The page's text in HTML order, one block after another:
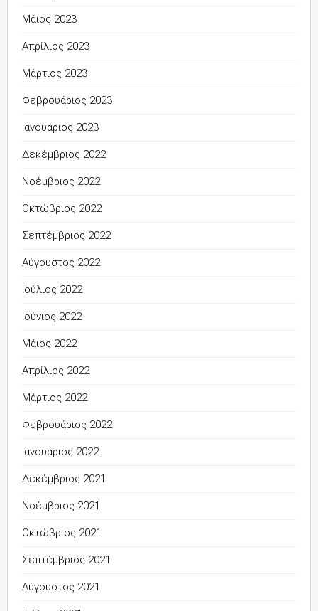
Μάιος 2023
Απρίλιος 2023
Μάρτιος 2023
Φεβρουάριος 2023
Ιανουάριος 2023
Δεκέμβριος 2022
Νοέμβριος 2022
Οκτώβριος 2022
Σεπτέμβριος 2022
Αύγουστος 2022
Ιούλιος 2022
Ιούνιος 2022
Μάιος 2022
Απρίλιος 2022
Μάρτιος 2022
Φεβρουάριος 2022
Ιανουάριος 2022
Δεκέμβριος 2021
Νοέμβριος 2021
Οκτώβριος 2021
Σεπτέμβριος 2021
Αύγουστος 2021